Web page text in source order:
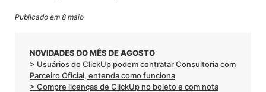
Publicado em 8 maio
NOVIDADES DO MÊS DE AGOSTO
> Usuários do ClickUp podem contratar Consultoria com
Parceiro Oficial, entenda como funciona
> Compre licenças de ClickUp no boleto e com nota